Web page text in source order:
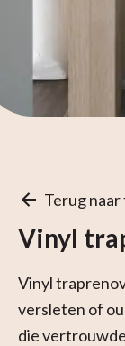
Terug
Vinyl
Vinyl
versleten of
die